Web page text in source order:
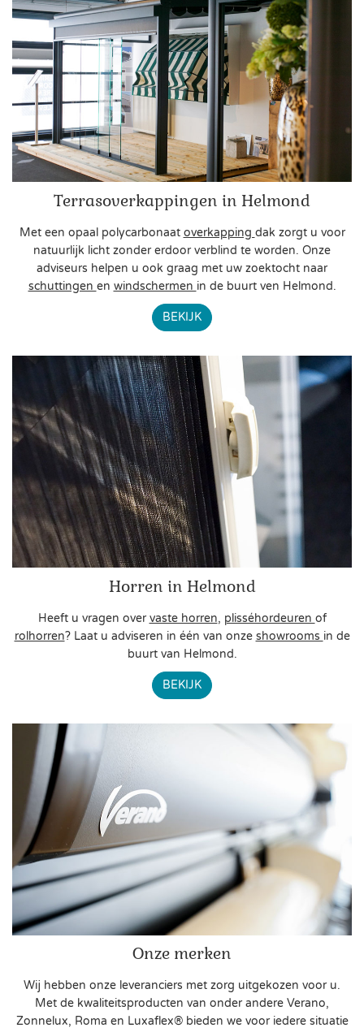
Terrasoverkappingen in Helmond
Met een opaal polycarbonaat overkapping dak zorgt u voor
natuurlijk licht zonder erdoor verblind te worden. Onze
adviseurs helpen u ook graag met uw zoektocht naar
schuttingen en windschermen in de buurt ven Helmond.
BEKIJK
Horren in Helmond
Heeft u vragen overvaste horren, plisséhordeuren of
rolhorren? Laat u adviseren in één van onze showrooms in de
buurt van Helmond.
BEKIJK
Onze merken
Wij hebben onze leveranciers met zorg uitgekozen voor u.
Met de kwaliteitsproducten van onder andere Verano,
Zonnelux, Roma en Luxaflex® bieden we voor iedere situatie